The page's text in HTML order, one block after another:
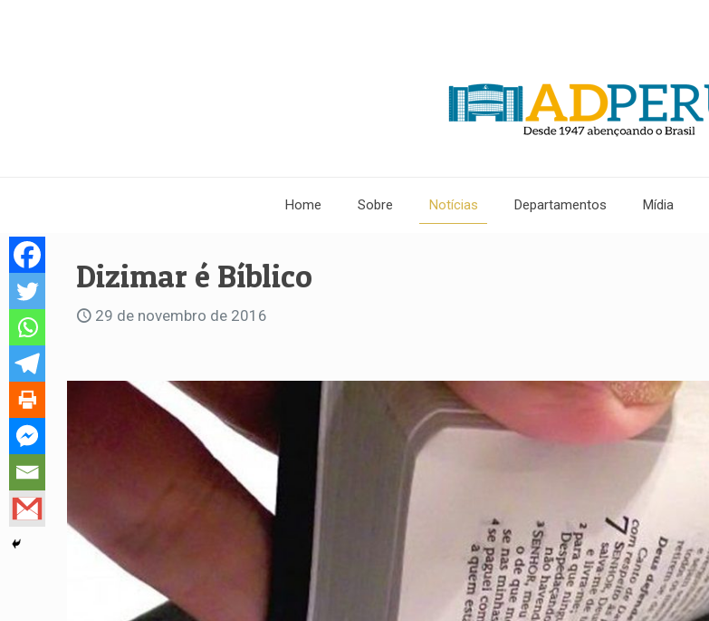
Home Sobre Notícias Departamentos Mídia
Dizimar é Bíblico
29 de novembro de 2016